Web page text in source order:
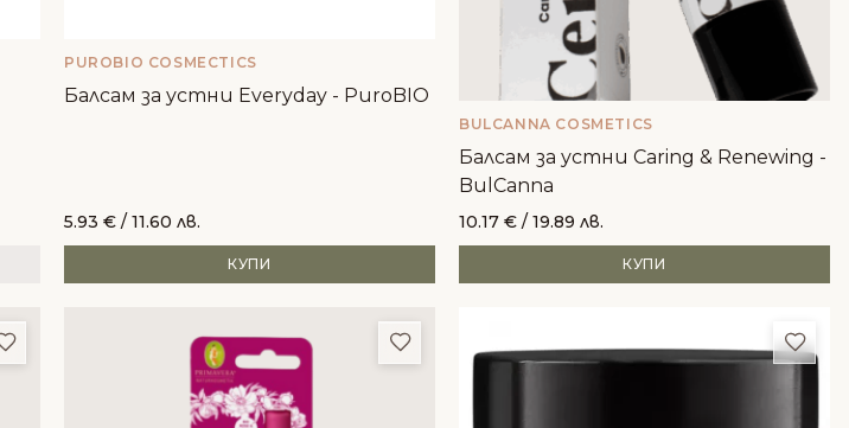
PUROBIO COSMECTICS
Балсам за устни Everyday - PuroBIO
5.93 € / 11.60 лв.
КУПИ
BULCANNA COSMETICS
Балсам за устни Caring & Renewing -
BulCanna
10.17 € / 19.89 лв.
КУПИ
Добави в любими Добави в любими